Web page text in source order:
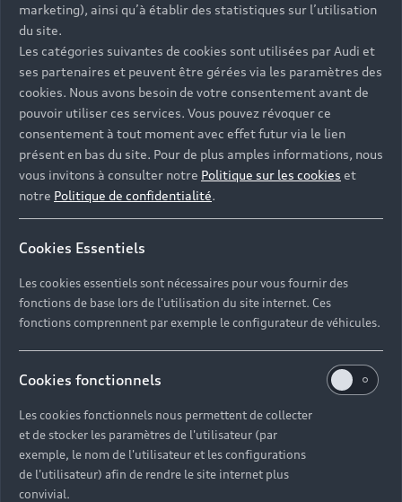
marketing), ainsi qu’à établir des statistiques sur l’utilisation
du site.
Les catégories suivantes de cookies sont utilisées par Audi et
ses partenaires et peuvent être gérées via les paramètres des
cookies. Nous avons besoin de votre consentement avant de
pouvoir utiliser ces services. Vous pouvez révoquer ce
consentement à tout moment avec effet futur via le lien
présent en bas du site. Pour de plus amples informations, nous
vous invitons à consulter notre Politique sur les cookies et
notre Politique de confidentialité.
Cookies Essentiels
Les cookies essentiels sont nécessaires pour vous fournir des
fonctions de base lors de l'utilisation du site internet. Ces
fonctions comprennent par exemple le configurateur de véhicules.
Cookies fonctionnels
Les cookies fonctionnels nous permettent de collecter
et de stocker les paramètres de l'utilisateur (par
exemple, le nom de l'utilisateur et les configurations
de l'utilisateur) afin de rendre le site internet plus
convivial.
Prénom*
Adresse e-mail*
Téléphone*
Je souhaite recevoir l’actualité, des offres
de Audi France.
Envoyer
J’accepte de recevoir de la part de Volkswagen Group France et de ses partenaires**,
des offres commerciales y compris des offres personnalisées en fonction de mes